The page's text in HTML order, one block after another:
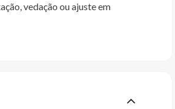
vedação ou ajuste em